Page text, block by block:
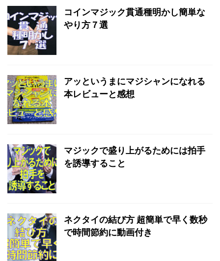
コインマジック貫通種明かし簡単な
やり方７選
アッというまにマジシャンになれる
本レビューと感想
マジックで盛り上がるためには拍手
を誘導すること
ネクタイの結び方 超簡単で早く数秒
で時間節約に動画付き